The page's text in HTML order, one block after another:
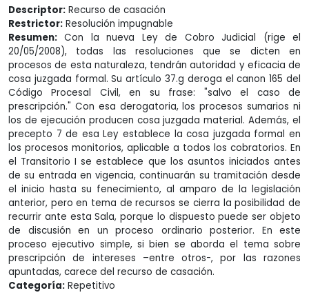
Descriptor: Recurso de casación
Restrictor: Resolución impugnable
Resumen: Con la nueva Ley de Cobro Judicial (rige el
20/05/2008), todas las resoluciones que se dicten en
procesos de esta naturaleza, tendrán autoridad y eficacia de
cosa juzgada formal. Su artículo 37.g deroga el canon 165 del
Código Procesal Civil, en su frase: "salvo el caso de
prescripción." Con esa derogatoria, los procesos sumarios ni
los de ejecución producen cosa juzgada material. Además, el
precepto 7 de esa Ley establece la cosa juzgada formal en
los procesos monitorios, aplicable a todos los cobratorios. En
el Transitorio I se establece que los asuntos iniciados antes
de su entrada en vigencia, continuarán su tramitación desde
el inicio hasta su fenecimiento, al amparo de la legislación
anterior, pero en tema de recursos se cierra la posibilidad de
recurrir ante esta Sala, porque lo dispuesto puede ser objeto
de discusión en un proceso ordinario posterior. En este
proceso ejecutivo simple, si bien se aborda el tema sobre
prescripción de intereses –entre otros-, por las razones
apuntadas, carece del recurso de casación.
Categoría: Repetitivo